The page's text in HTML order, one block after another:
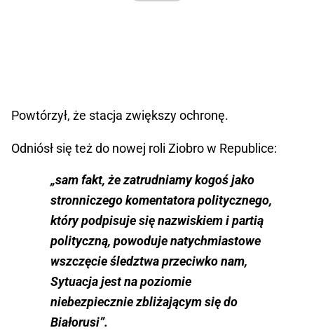
Powtórzył, że stacja zwiększy ochronę.
Odniósł się też do nowej roli Ziobro w Republice:
„sam fakt, że zatrudniamy kogoś jako
stronniczego komentatora politycznego,
który podpisuje się nazwiskiem i partią
polityczną, powoduje natychmiastowe
wszczęcie śledztwa przeciwko nam,
Sytuacja jest na poziomie
niebezpiecznie zbliżającym się do
Białorusi”.